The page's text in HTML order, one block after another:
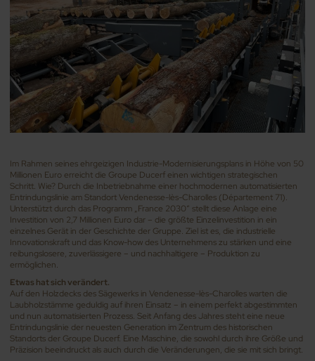
Im Rahmen seines ehrgeizigen Industrie-Modernisierungsplans in Höhe von 50
Millionen Euro erreicht die Groupe Ducerf einen wichtigen strategischen
Schritt. Wie? Durch die Inbetriebnahme einer hochmodernen automatisierten
Entrindungslinie am Standort Vendenesse-lès-Charolles (Département 71).
Unterstützt durch das Programm „France 2030“ stellt diese Anlage eine
Investition von 2,7 Millionen Euro dar – die größte Einzelinvestition in ein
einzelnes Gerät in der Geschichte der Gruppe. Ziel ist es, die industrielle
Innovationskraft und das Know-how des Unternehmens zu stärken und eine
reibungslosere, zuverlässigere – und nachhaltigere – Produktion zu
ermöglichen.
Etwas hat sich verändert.
Auf den Holzdecks des Sägewerks in Vendenesse-lès-Charolles warten die
Laubholzstämme geduldig auf ihren Einsatz – in einem perfekt abgestimmten
und nun automatisierten Prozess. Seit Anfang des Jahres steht eine neue
Entrindungslinie der neuesten Generation im Zentrum des historischen
Standorts der Groupe Ducerf. Eine Maschine, die sowohl durch ihre Größe und
Präzision beeindruckt als auch durch die Veränderungen, die sie mit sich bringt.